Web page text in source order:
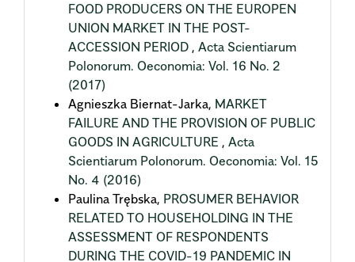
FOOD PRODUCERS ON THE EUROPEN
UNION MARKET IN THE POST-
ACCESSION PERIOD , Acta Scientiarum
Polonorum. Oeconomia: Vol. 16 No. 2
(2017)
Agnieszka Biernat-Jarka, MARKET
FAILURE AND THE PROVISION OF PUBLIC
GOODS IN AGRICULTURE , Acta
Scientiarum Polonorum. Oeconomia: Vol. 15
No. 4 (2016)
Paulina Trębska, PROSUMER BEHAVIOR
RELATED TO HOUSEHOLDING IN THE
ASSESSMENT OF RESPONDENTS
DURING THE COVID-19 PANDEMIC IN